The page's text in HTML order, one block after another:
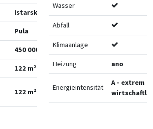
Istarska
Pula
450 000 €
122 m²
122 m²
Wasser
Abfall
Klimaanlage
Heizung ano
Energieintensität
A - extrem